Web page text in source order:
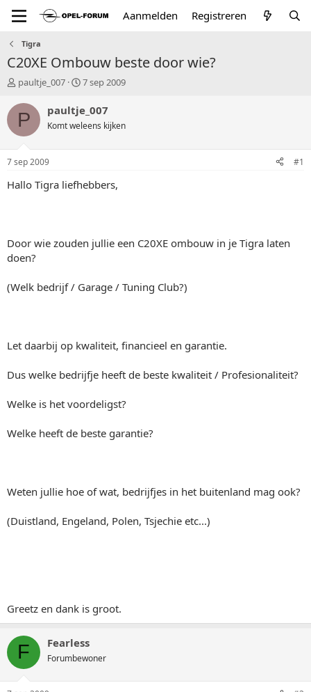
Aanmelden Registreren
Tigra
C20XE Ombouw beste door wie?
T
p
a
r
paultje_007
S
a
t
u
7 sep 2009
P paultje_007
Komt weleens kijken
7 sep 2009 #1
Hallo Tigra liefhebbers,
Door wie zouden jullie een C20XE ombouw in je Tigra laten
doen?
(Welk bedrijf / Garage / Tuning Club?)
Let daarbij op kwaliteit, financieel en garantie.
Dus welke bedrijfje heeft de beste kwaliteit / Profesionaliteit?
Welke is het voordeligst?
Welke heeft de beste garantie?
Weten jullie hoe of wat, bedrijfjes in het buitenland mag ook?
(Duistland, Engeland, Polen, Tsjechie etc...)
Greetz en dank is groot.
F Fearless
Forumbewoner